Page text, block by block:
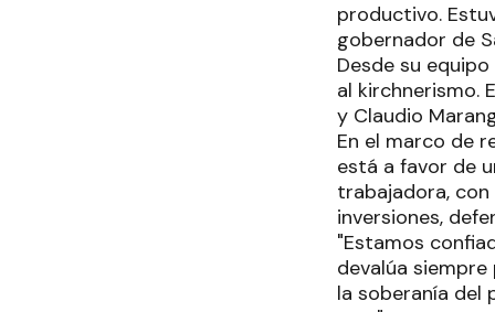
productivo.
gobernador de
Desde su
al kirchnerismo.
y Claudio
En el marco de
está a favor de
trabajadora,
inversiones,
"Estamos
devalúa
la soberanía del